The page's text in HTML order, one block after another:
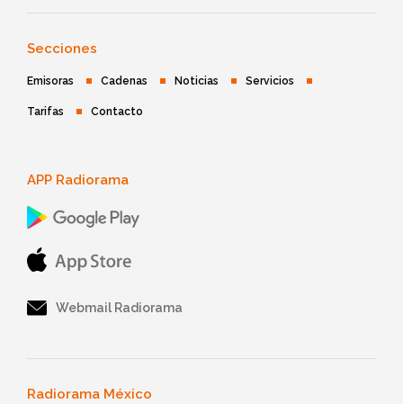
Secciones
Emisoras Cadenas Noticias Servicios
Tarifas Contacto
APP Radiorama
Webmail Radiorama
Radiorama México